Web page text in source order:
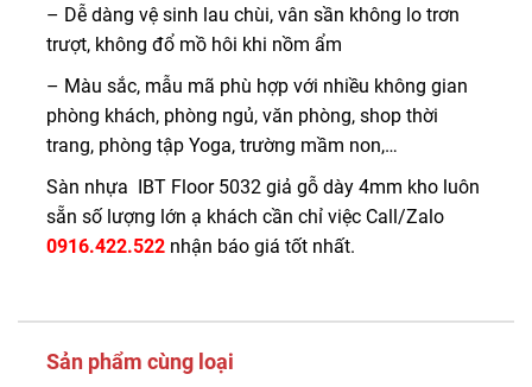
– Dễ dàng vệ sinh lau chùi, vân sần không lo trơn
trượt, không đổ mồ hôi khi nồm ẩm
– Màu sắc, mẫu mã phù hợp với nhiều không gian
phòng khách, phòng ngủ, văn phòng, shop thời
trang, phòng tập Yoga, trường mầm non,…
Sàn nhựa IBT Floor 5032 giả gỗ dày 4mm kho luôn
sẵn số lượng lớn ạ khách cần chỉ việc Call/Zalo
0916.422.522 nhận báo giá tốt nhất.
Sản phẩm cùng loại